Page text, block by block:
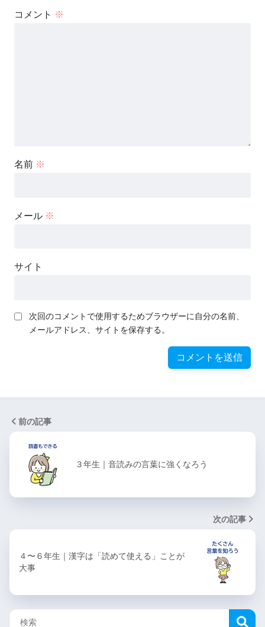
コメント ※
名前 ※
メール ※
サイト
次回のコメントで使用するためブラウザーに自分の名前、
メールアドレス、サイトを保存する。
前の記事
３年生｜音読みの言葉に強くなろう
次の記事
４〜６年生｜漢字は「読めて使える」ことが
大事